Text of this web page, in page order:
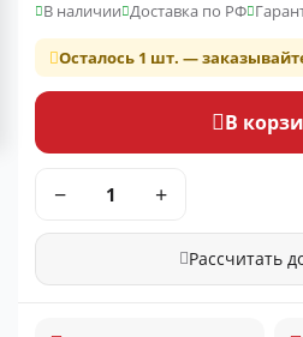
В наличии Доставка по РФ
Осталось 1 шт. —
В
− +
Рассчитать